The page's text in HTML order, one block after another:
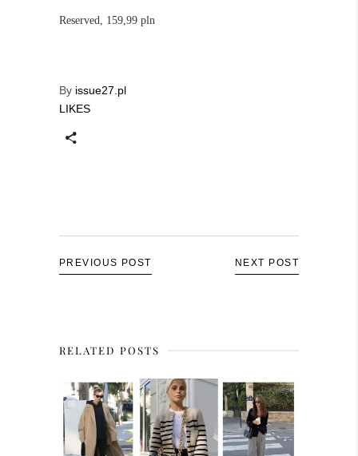
Reserved, 159,99 pln
By issue27.pl
LIKES
PREVIOUS POST NEXT POST
RELATED POSTS